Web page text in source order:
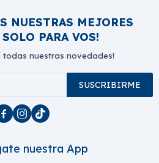
NUESTRAS MEJORES
PARA VOS!
todas nuestras novedades!
SUSCRIBIRME
  
nuestra App